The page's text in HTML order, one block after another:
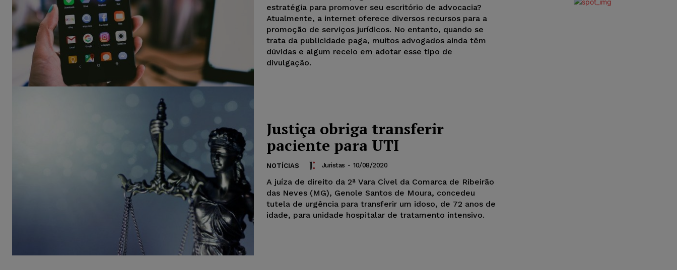
estratégia para promover seu escritório de advocacia?
Atualmente, a internet oferece diversos recursos para a
promoção de serviços jurídicos. No entanto, quando se
trata da publicidade paga, muitos advogados ainda têm
dúvidas e algum receio em adotar esse tipo de
divulgação.
Justiça obriga transferir
paciente para UTI
NOTÍCIAS Juristas - 10/08/2020
A juíza de direito da 2ª Vara Cível da Comarca de Ribeirão
das Neves (MG), Genole Santos de Moura, concedeu
tutela de urgência para transferir um idoso, de 72 anos de
idade, para unidade hospitalar de tratamento intensivo.